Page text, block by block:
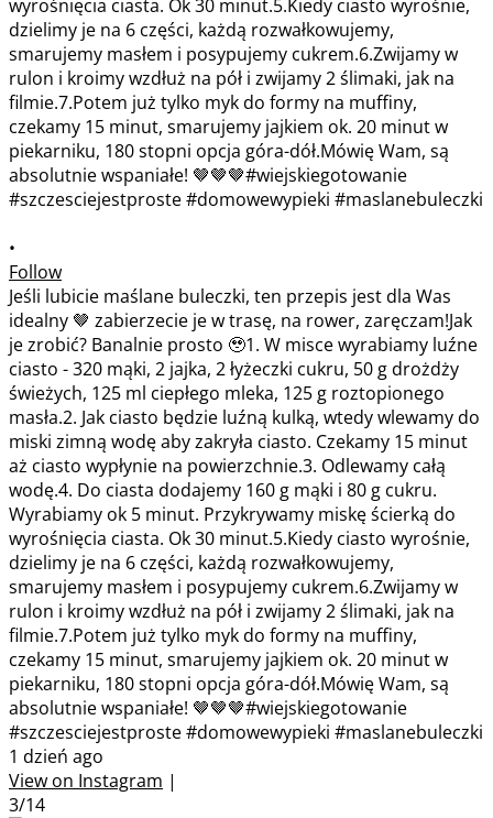
•
Follow
Jeśli lubicie maślane buleczki, ten przepis jest dla Was
idealny 🤎 zabierzecie je w trasę, na rower, zaręczam!Jak
je zrobić? Banalnie prosto 🥹1. W misce wyrabiamy luźne
ciasto - 320 mąki, 2 jajka, 2 łyżeczki cukru, 50 g drożdży
świeżych, 125 ml ciepłego mleka, 125 g roztopionego
masła.2. Jak ciasto będzie luźną kulką, wtedy wlewamy do
miski zimną wodę aby zakryła ciasto. Czekamy 15 minut
aż ciasto wypłynie na powierzchnie.3. Odlewamy całą
wodę.4. Do ciasta dodajemy 160 g mąki i 80 g cukru.
Wyrabiamy ok 5 minut. Przykrywamy miskę ścierką do
wyrośnięcia ciasta. Ok 30 minut.5.Kiedy ciasto wyrośnie,
dzielimy je na 6 części, każdą rozwałkowujemy,
smarujemy masłem i posypujemy cukrem.6.Zwijamy w
rulon i kroimy wzdłuż na pół i zwijamy 2 ślimaki, jak na
filmie.7.Potem już tylko myk do formy na muffiny,
czekamy 15 minut, smarujemy jajkiem ok. 20 minut w
piekarniku, 180 stopni opcja góra-dół.Mówię Wam, są
absolutnie wspaniałe! 🤎🤎🤎#wiejskiegotowanie
#szczesciejestproste #domowewypieki #maslanebuleczki
1 dzień ago
View on Instagram |
3/14